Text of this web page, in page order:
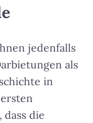
jedenfalls
als
in
dass die